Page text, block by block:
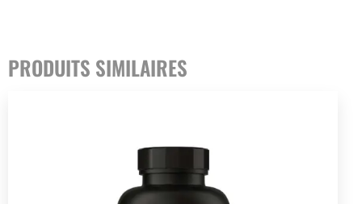
PRODUITS SIMILAIRES